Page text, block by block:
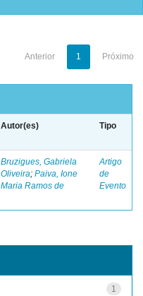
Anterior 1 Próximo
Autor(es) Tipo
Bruzigues, Gabriela
Oliveira; Paiva, Ione
Maria Ramos de
Artigo
de
Evento
1